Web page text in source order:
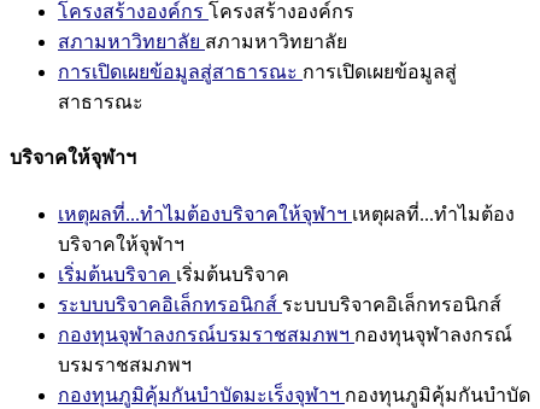
โครงสร้างองค์กร โครงสร้างองค์กร
สภามหาวิทยาลัย สภามหาวิทยาลัย
การเปิดเผยข้อมูลสู่สาธารณะ การเปิดเผยข้อมูลสู่
สาธารณะ
บริจาคให้จุฬาฯ
เหตุผลที่...ทำไมต้องบริจาคให้จุฬาฯ เหตุผลที่...ทำไมต้อง
บริจาคให้จุฬาฯ
เริ่มต้นบริจาค เริ่มต้นบริจาค
ระบบบริจาคอิเล็กทรอนิกส์ ระบบบริจาคอิเล็กทรอนิกส์
กองทุนจุฬาลงกรณ์บรมราชสมภพฯ กองทุนจุฬาลงกรณ์
บรมราชสมภพฯ
กองทุนภูมิคุ้มกันบำบัดมะเร็งจุฬาฯ กองทุนภูมิคุ้มกันบำบัด